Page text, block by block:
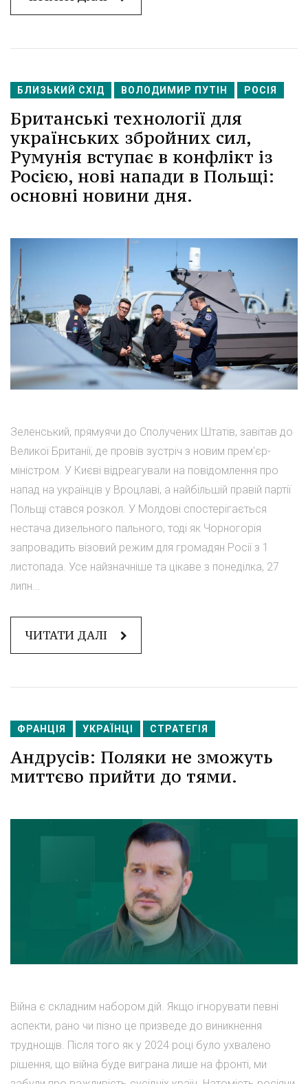
БЛИЗЬКИЙ СХІД ВОЛОДИМИР ПУТІН РОСІЯ
Британські технології для
українських збройних сил,
Румунія вступає в конфлікт із
Росією, нові напади в Польщі:
основні новини дня.
Зеленський, прямуячи до Сполучених Штатів, завітав до
Великої Британії, де провів зустріч з новим прем'єр-
міністром. У Києві відреагували на повідомлення про
напад на українців у Вроцлаві, а найбільшій правій партії
Польщі стався розкол. У Молдові спостерігається
нестача дизельного пального, тоді як Чорногорія
запровадить візовий режим для громадян Росії з 1
листопада. Усе найзначніше та цікаве з понеділка, 27
липн...
ЧИТАТИ ДАЛІ
ФРАНЦІЯ УКРАЇНЦІ СТРАТЕГІЯ
Андрусів: Поляки не зможуть
миттєво прийти до тями.
Війна є складним набором дій. Якщо ігнорувати певні
аспекти, рано чи пізно це призведе до виникнення
труднощів. Після того як у 2024 році було ухвалено
рішення, що війна буде виграна лише на фронті, ми